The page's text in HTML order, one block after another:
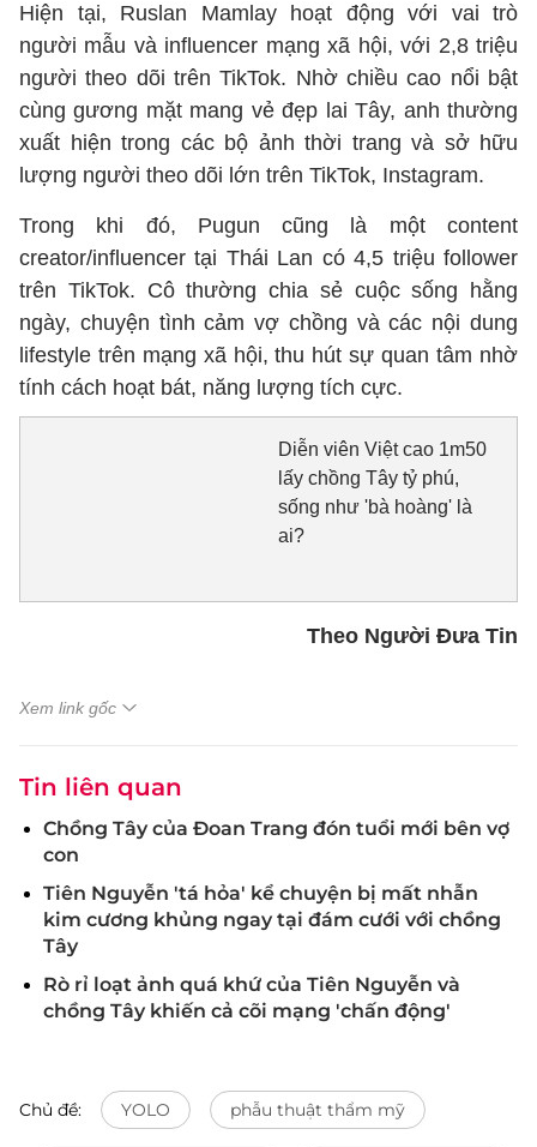
Hiện tại, Ruslan Mamlay hoạt động với vai trò
người mẫu và influencer mạng xã hội, với 2,8 triệu
người theo dõi trên TikTok. Nhờ chiều cao nổi bật
cùng gương mặt mang vẻ đẹp lai Tây, anh thường
xuất hiện trong các bộ ảnh thời trang và sở hữu
lượng người theo dõi lớn trên TikTok, Instagram.
Trong khi đó, Pugun cũng là một content
creator/influencer tại Thái Lan có 4,5 triệu follower
trên TikTok. Cô thường chia sẻ cuộc sống hằng
ngày, chuyện tình cảm vợ chồng và các nội dung
lifestyle trên mạng xã hội, thu hút sự quan tâm nhờ
tính cách hoạt bát, năng lượng tích cực.
Diễn viên Việt cao 1m50
lấy chồng Tây tỷ phú,
sống như 'bà hoàng' là
ai?
Theo Người Đưa Tin
Xem link gốc
Tin liên quan
Chồng Tây của Đoan Trang đón tuổi mới bên vợ
con
Tiên Nguyễn 'tá hỏa' kể chuyện bị mất nhẫn
kim cương khủng ngay tại đám cưới với chồng
Tây
Rò rỉ loạt ảnh quá khứ của Tiên Nguyễn và
chồng Tây khiến cả cõi mạng 'chấn động'
Chủ đề: YOLO phẫu thuật thẩm mỹ